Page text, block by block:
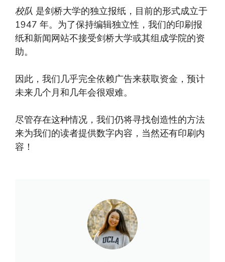
校队 是剑桥大学的独立报纸，目前的形式成立于
1947 年。为了保持编辑独立性，我们的印刷报
纸和新闻网站不接受剑桥大学或其组成学院的资
助。
因此，我们几乎完全依赖广告来获取资金，预计
未来几个月和几年会很艰难。
尽管存在这种情况，我们仍将寻找创造性的方法
来为我们的读者提供数字内容，当然还有印刷内
容！